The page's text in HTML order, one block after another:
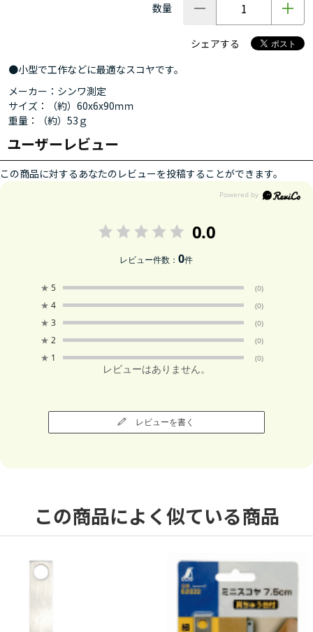
数量
シェアする
●小型で工作などに最適なスコヤです。
メーカー：シンワ測定
サイズ：（約）60x6x90ｍｍ
重量：（約）53ｇ
ユーザーレビュー
この商品に対するあなたのレビューを投稿することができます。
0.0
レビュー件数：0件
★ 5 (0)
★ 4 (0)
★ 3 (0)
★ 2 (0)
★ 1 (0)
レビューはありません。
レビューを書く
この商品によく似ている商品